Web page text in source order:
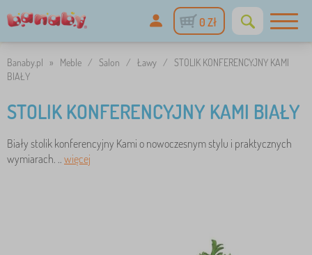
0 Zł
Banaby.pl » Meble / Salon / Ławy / STOLIK KONFERENCYJNY KAMI
BIAŁY
STOLIK KONFERENCYJNY KAMI BIAŁY
Biały stolik konferencyjny Kami o nowoczesnym stylu i praktycznych
wymiarach. .. więcej